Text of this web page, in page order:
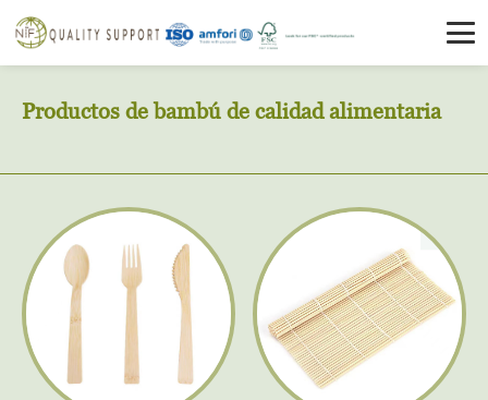
Productos de bambú de calidad alimentaria